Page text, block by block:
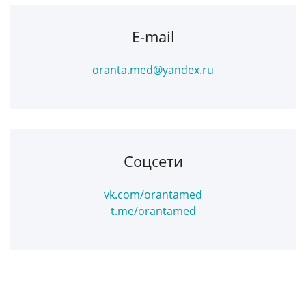
E-mail
oranta.med@yandex.ru
Соцсети
vk.com/orantamed
t.me/orantamed